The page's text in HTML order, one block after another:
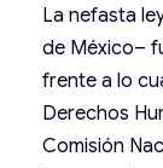
La nefasta
de México–
frente a lo
Derechos
Comisión